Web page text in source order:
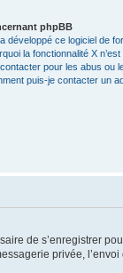
phpBB
développé ce logiciel de
la fonctionnalité X
pour les abus ou
puis-je contacter un
de s’enregistrer
privée,